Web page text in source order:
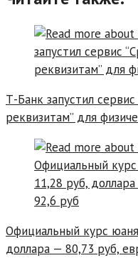
Т-Банк запустил
реквизитам” для
Официальный курс
доллара — 80,73 руб,